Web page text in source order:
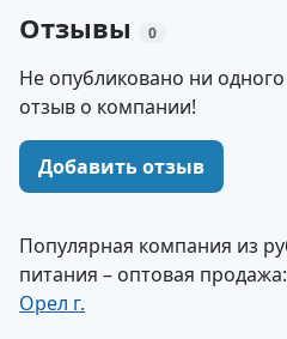
Отзывы 0
Не опубликовано ни
отзыв о компании!
Добавить отзыв
Популярная компания из
питания – оптовая продажа:
Орел г.